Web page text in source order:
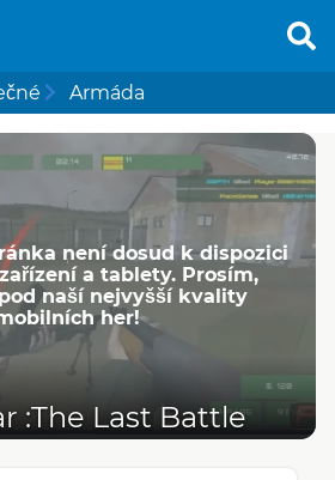
Armáda
není dosud k dispozici
a tablety. Prosím,
naší nejvyšší kvality
her!
:The Last Battle